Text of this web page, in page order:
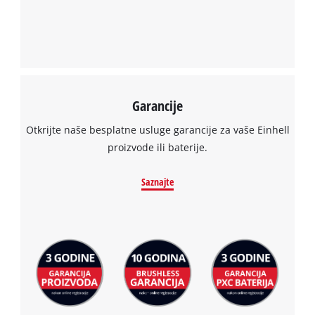
Garancije
Otkrijte naše besplatne usluge garancije za vaše Einhell
proizvode ili baterije.
Saznajte